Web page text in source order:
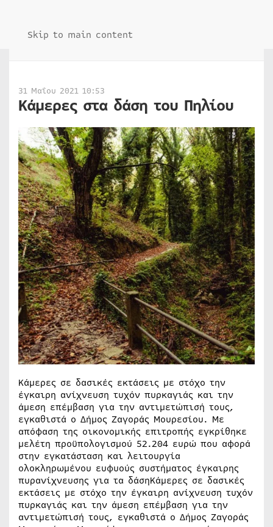
Skip to main content
31 Μαΐου 2021 10:53
Κάμερες στα δάση του Πηλίου
Κάμερες σε δασικές εκτάσεις με στόχο την
έγκαιρη ανίχνευση τυχόν πυρκαγιάς και την
άμεση επέμβαση για την αντιμετώπισή τους,
εγκαθιστά ο Δήμος Ζαγοράς Μουρεσίου. Με
απόφαση της οικονομικής επιτροπής εγκρίθηκε
μελέτη προϋπολογισμού 52.204 ευρώ που αφορά
στην εγκατάσταση και λειτουργία
ολοκληρωμένου ευφυούς συστήματος έγκαιρης
πυρανίχνευσης για τα δάσηΚάμερες σε δασικές
εκτάσεις με στόχο την έγκαιρη ανίχνευση τυχόν
πυρκαγιάς και την άμεση επέμβαση για την
αντιμετώπισή τους, εγκαθιστά ο Δήμος Ζαγοράς